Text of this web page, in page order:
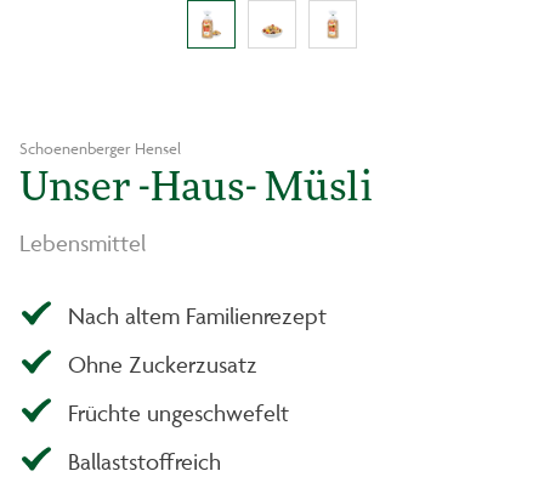
Schoenenberger Hensel
Unser -Haus- Müsli
Lebensmittel
Nach altem Familienrezept
Ohne Zuckerzusatz
Früchte ungeschwefelt
Ballaststoffreich